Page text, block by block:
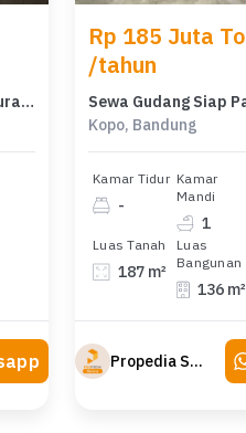
Jual Sewa Gudang Bizpark Murah Kopo Kota Bandung
Rp 185 Juta
/tahun
Kopo, Bandung
Kamar Tidur
-
Kamar
Mandi
1
Luas Tanah
187 m²
Luas
Bangunan
136 m²
Propedia Sewa